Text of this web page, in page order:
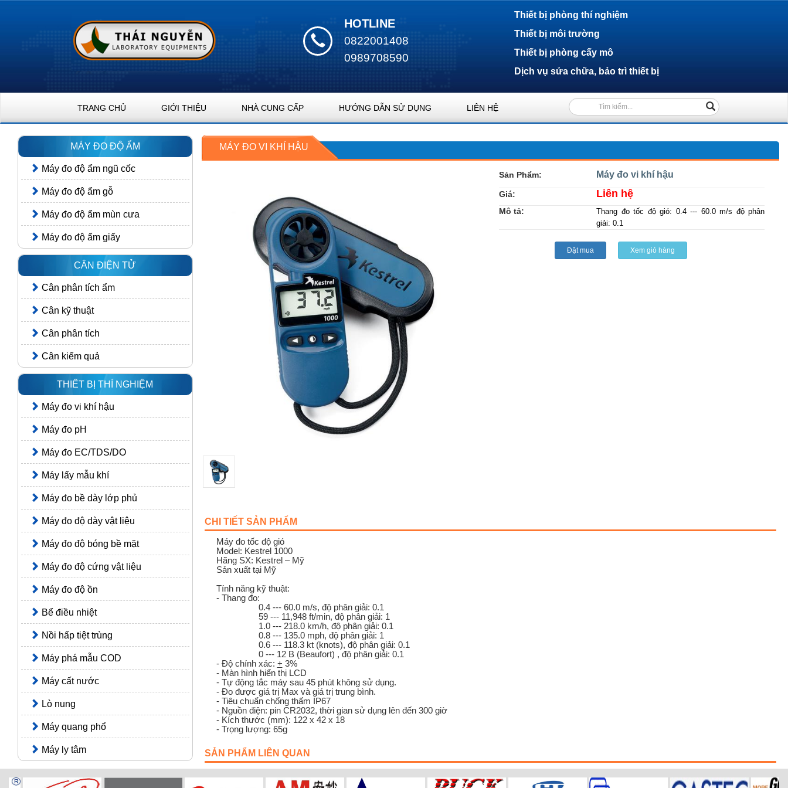
HOTLINE
0822001408
0989708590
Thiết bị phòng thí nghiệm
Thiết bị môi trường
Thiết bị phòng cấy mô
Dịch vụ sửa chữa, bảo trì thiết bị
TRANG CHỦ GIỚI THIỆU NHÀ CUNG CẤP HƯỚNG DẪN SỬ DỤNG LIÊN HỆ
MÁY ĐO ĐỘ ẨM
Máy đo độ ẩm ngũ cốc
Máy đo độ ẩm gỗ
Máy đo độ ẩm mùn cưa
Máy đo độ ẩm giấy
CÂN ĐIỆN TỬ
Cân phân tích ẩm
Cân kỹ thuật
Cân phân tích
Cân kiểm quả
THIẾT BỊ THÍ NGHIỆM
Máy đo vi khí hậu
Máy đo pH
Máy đo EC/TDS/DO
Máy lấy mẫu khí
Máy đo bề dày lớp phủ
Máy đo độ dày vật liệu
Máy đo độ bóng bề mặt
Máy đo độ cứng vật liệu
Máy đo độ ồn
Bể điều nhiệt
Nồi hấp tiệt trùng
Máy phá mẫu COD
Máy cất nước
Lò nung
Máy quang phổ
Máy ly tâm
MÁY ĐO VI KHÍ HẬU
Sản Phẩm: Máy đo vi khí hậu
Giá: Liên hệ
Mô tả:
Thang đo tốc độ gió: 0.4 --- 60.0 m/s độ phân
giải: 0.1
Đặt mua Xem giỏ hàng
CHI TIẾT SẢN PHẨM
Máy đo tốc độ gió
Model: Kestrel 1000
Hãng SX: Kestrel – Mỹ
Sản xuất tại Mỹ
Tính năng kỹ thuật:
- Thang đo:
0.4 --- 60.0 m/s, độ phân giải: 0.1
59 --- 11,948 ft/min, độ phân giải: 1
1.0 --- 218.0 km/h, độ phân giải: 0.1
0.8 --- 135.0 mph, độ phân giải: 1
0.6 --- 118.3 kt (knots), độ phân giải: 0.1
0 --- 12 B (Beaufort) , độ phân giải: 0.1
- Độ chính xác: + 3%
- Màn hình hiển thị LCD
- Tự động tắc máy sau 45 phút không sử dụng.
- Đo được giá trị Max và giá trị trung bình.
- Tiêu chuẩn chống thấm IP67
- Nguồn điện: pin CR2032, thời gian sử dụng lên đến 300 giờ
- Kích thước (mm): 122 x 42 x 18
- Trọng lượng: 65g
SẢN PHẨM LIÊN QUAN